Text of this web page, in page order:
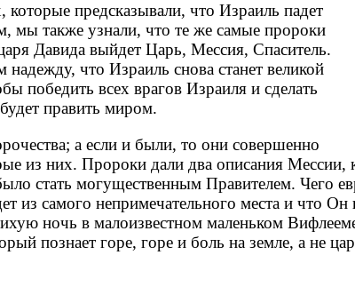
предсказывали, что Израиль падет
мы также узнали, что те же самые пророки
Давида выйдет Царь, Мессия, Спаситель.
надежду, что Израиль снова станет великой
победить всех врагов Израиля и сделать
править миром.
а если и были, то они совершенно
из них. Пророки дали два описания Мессии,
стать могущественным Правителем. Чего
из самого непримечательного места и что Он
ночь в малоизвестном маленьком
познает горе, горе и боль на земле, а не